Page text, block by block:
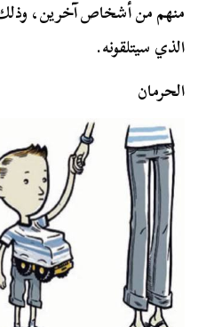
منهم من أشخاص آخرين،
الذي سيتلقونه.
الحرمان